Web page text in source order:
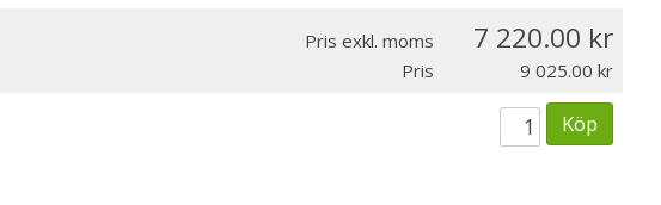
Pris exkl. moms 7 220.00
Pris 9 025.00
Köp